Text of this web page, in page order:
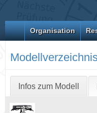
Organisation
Infos zum Modell